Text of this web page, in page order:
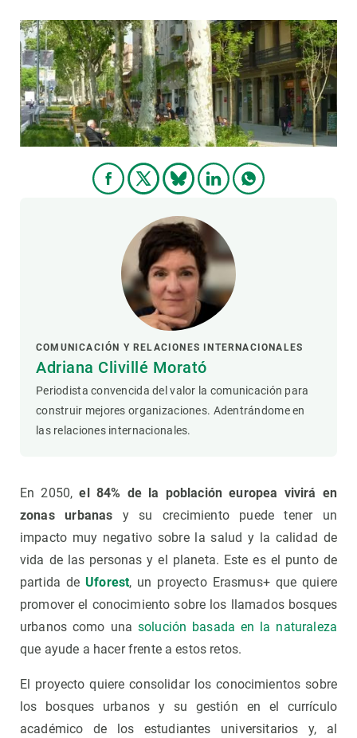
COMUNICACIÓN Y RELACIONES INTERNACIONALES
Adriana Clivillé Morató
Periodista convencida del valor la comunicación para
construir mejores organizaciones. Adentrándome en
las relaciones internacionales.
En 2050,el 84% de la población europea vivirá en
zonas urbanas y su crecimiento puede tener un
impacto muy negativo sobre la salud y la calidad de
vida de las personas y el planeta. Este es el punto de
partida deUforest, un proyecto Erasmus+ que quiere
promover el conocimiento sobre los llamados bosques
urbanos como una solución basada en la naturaleza
que ayude a hacer frente a estos retos.
El proyecto quiere consolidar los conocimientos sobre
los bosques urbanos y su gestión en el currículo
académico de los estudiantes universitarios y, al